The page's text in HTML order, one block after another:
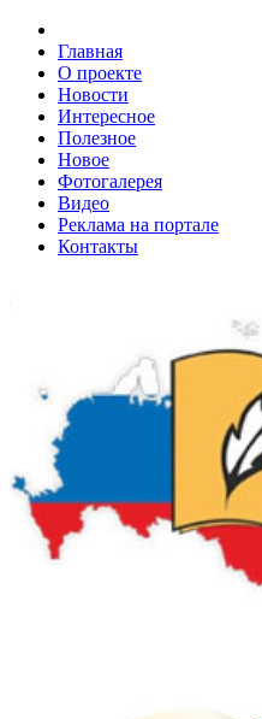
Главная
О проекте
Новости
Интересное
Полезное
Новое
Фотогалерея
Видео
Реклама на портале
Контакты